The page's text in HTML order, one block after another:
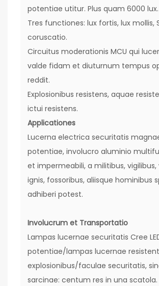
potentiae utitur. Plus quam 6000 lux.
Tres functiones: lux fortis, lux mollis,
coruscatio.
Circuitus moderationis MCU qui
valde fidam et diuturnum tempus
reddit.
Explosionibus resistens, aquae
ictui resistens.
Applicationes
Lucerna electrica securitatis
potentiae, involucro aluminio
et impermeabili, a militibus, vigilibus,
ignis, fossoribus, aliisque hominibus
adhiberi potest.
Involucrum et Transportatio
Lampas lucernae securitatis Cree
potentiae/lampas lucernae
explosionibus/faculae securitatis,
sarcinae: centum res in una scatola.